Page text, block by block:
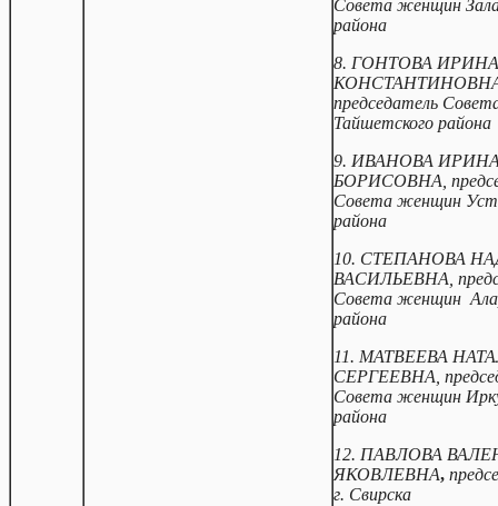
Совета женщин
района
8. ГОНТОВА ИРИНА
председатель
Тайшетского района
9. ИВАНОВА
БОРИСОВНА,
Совета женщин
района
10. СТЕПАНОВА
ВАСИЛЬЕВНА,
Совета женщин
района
11. МАТВЕЕВА
СЕРГЕЕВНА,
Совета женщин
района
12. ПАВЛОВА
ЯКОВЛЕВНА,
г. Свирска